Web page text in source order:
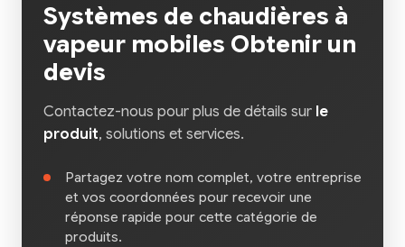
Systèmes de chaudières à
vapeur mobiles Obtenir un
devis
Contactez-nous pour plus de détails sur le
produit, solutions et services.
Partagez votre nom complet, votre entreprise
et vos coordonnées pour recevoir une
réponse rapide pour cette catégorie de
produits.